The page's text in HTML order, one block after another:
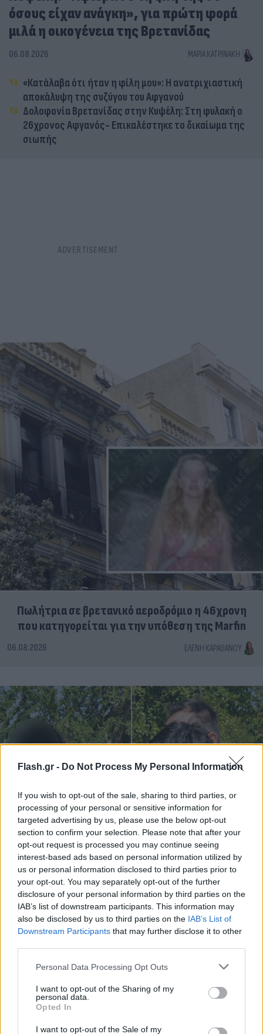
Flash.gr - Do Not Process My Personal Information
If you wish to opt-out of the sale, sharing to third parties, or
processing of your personal or sensitive information for
targeted advertising by us, please use the below opt-out
section to confirm your selection. Please note that after your
opt-out request is processed you may continue seeing
interest-based ads based on personal information utilized by
us or personal information disclosed to third parties prior to
your opt-out. You may separately opt-out of the further
disclosure of your personal information by third parties on the
IAB’s list of downstream participants. This information may
also be disclosed by us to third parties on the IAB’s List of
Downstream Participants that may further disclose it to other
Please note that this website/app uses one or more Google
not limited to your visit or usage behaviour. You may click to
grant or deny consent to Google and its third-party tags to
use your data for below specified purposes in below Google
consent section.
Personal Data Processing Opt Outs
I want to opt-out of the Sharing of my
personal data.
Opted In
I want to opt-out of the Sale of my
όσους είχαν ανάγκη», για πρώτη φορά
μιλά η οικογένεια της Βρετανίδας
06.08.2026 ΜΑΡΊΑ ΚΑΤΡΙΝΆΚΗ
«Κατάλαβα ότι ήταν η φίλη μου»: Η ανατριχιαστική
αποκάλυψη της συζύγου του Αφγανού
Δολοφονία Βρετανίδας στην Κυψέλη: Στη φυλακή ο
26χρονος Αφγανός- Επικαλέστηκε το δικαίωμα της
σιωπής
Πωλήτρια σε βρετανικό αεροδρόμιο η 46χρονη
που κατηγορείται για την υπόθεση της Marfin
06.08.2026 ΕΛΈΝΗ ΚΑΡΑΘΆΝΟΥ
δολοφονία του ψυχολόγου
06.08.2026